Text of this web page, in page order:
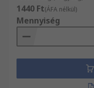
1440 Ft(ÁFA nélkül)
Mennyiség